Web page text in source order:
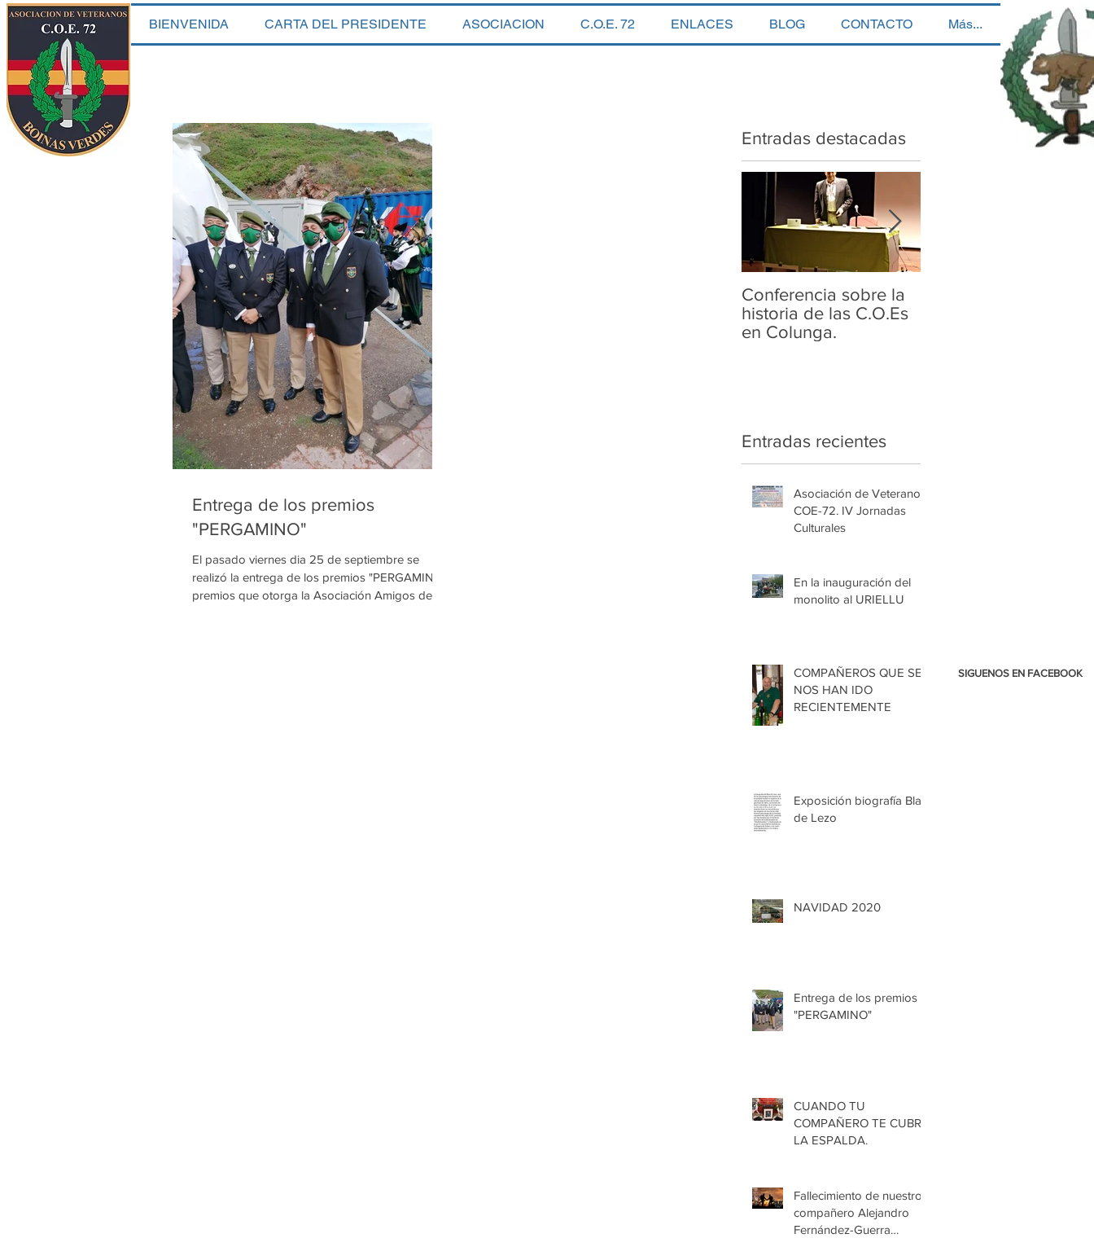
Entrega de los premios
"PERGAMINO"
El pasado viernes dia 25 de septiembre se
realizó la entrega de los premios "PERGAMINO",
premios que otorga la Asociación Amigos de...
Entradas destacadas
Conferencia sobre la
historia de las C.O.Es
en Colunga.
Entradas recientes
Asociación de Veteranos
COE-72. IV Jornadas
Culturales
En la inauguración del
monolito al URIELLU
COMPAÑEROS QUE SE
NOS HAN IDO
RECIENTEMENTE
Exposición biografía Blas
de Lezo
NAVIDAD 2020
Entrega de los premios
"PERGAMINO"
CUANDO TU
COMPAÑERO TE CUBRE
LA ESPALDA.
Fallecimiento de nuestro
compañero Alejandro
Fernández-Guerra
SIGUENOS EN FACEBOOK
BIENVENIDA CARTA DEL PRESIDENTE ASOCIACION C.O.E. 72 ENLACES BLOG CONTACTO Más...